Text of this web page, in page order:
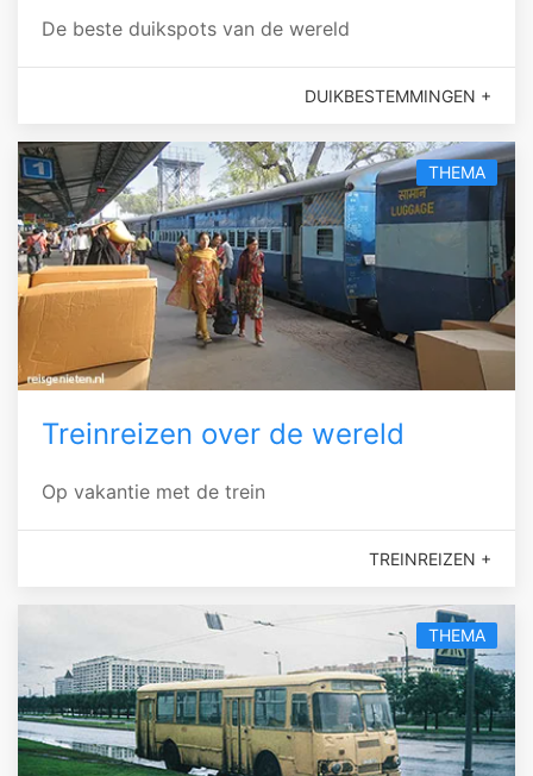
De beste duikspots van de wereld
DUIKBESTEMMINGEN +
THEMA
Treinreizen over de wereld
Op vakantie met de trein
TREINREIZEN +
THEMA